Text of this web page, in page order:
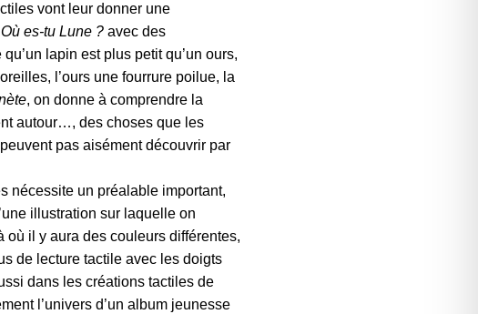
vont leur donner une
Où es-tu Lune ? avec des
lapin est plus petit qu’un ours,
l’ours une fourrure poilue, la
, on donne à comprendre la
autour…, des choses que les
pas aisément découvrir par
nécessite un préalable important,
illustration sur laquelle on
où il y aura des couleurs différentes,
de lecture tactile avec les doigts
dans les créations tactiles de
l’univers d’un album jeunesse